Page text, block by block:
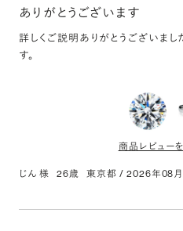
評価:
結婚指輪（女）
き出しつつきちんと存在感のある
K18YG サリュー
今月末いただけるはずの婚
ありがとうございます
詳しくご説明ありがとうございまし
す。
商品レビュー
じん 様 26歳 東京都 / 2026年08